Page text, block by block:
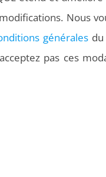
Nous
générales
pas ces